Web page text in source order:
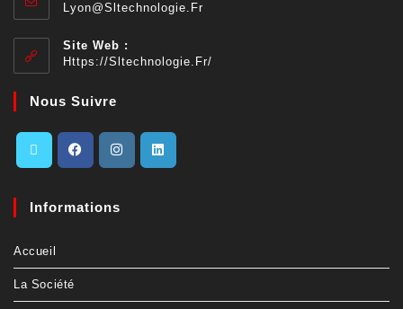
Lyon@sltechnologie.fr
Site Web :
Https://sltechnologie.fr/
Nous Suivre
Informations
Accueil
La Société